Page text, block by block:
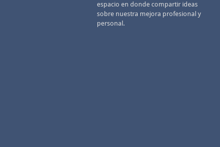
espacio en donde compartir ideas
sobre nuestra mejora profesional y
personal.